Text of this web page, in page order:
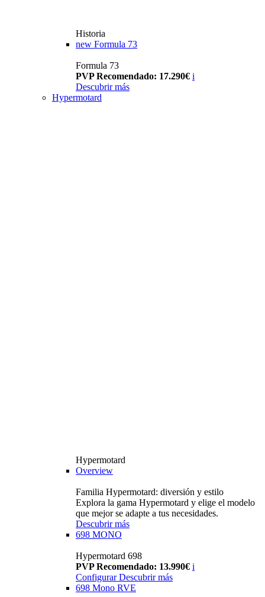
Historia
new Formula 73
Formula 73
PVP Recomendado: 17.290€ i
Descubrir más
Hypermotard
Hypermotard
Overview
Familia Hypermotard: diversión y estilo
Explora la gama Hypermotard y elige el modelo
que mejor se adapte a tus necesidades.
Descubrir más
698 MONO
Hypermotard 698
PVP Recomendado: 13.990€ i
ConfigurarDescubrir más
698 Mono RVE